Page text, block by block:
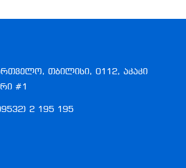
თბილისი, 0112, აკაკი
#1
2 195 195